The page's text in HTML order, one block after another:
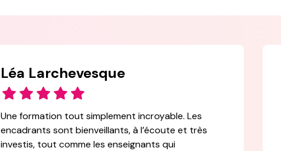
Léa Larchevesque
Une formation tout simplement incroyable. Les
encadrants sont bienveillants, à l’écoute et très
investis, tout comme les enseignants qui